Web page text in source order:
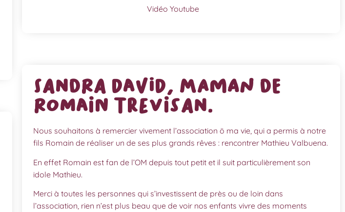
Vidéo Youtube
Sandra DAVID, maman de
Romain TREVISAN.
Nous souhaitons à remercier vivement l’association ö ma vie, qui a permis à notre
fils Romain de réaliser un de ses plus grands rêves : rencontrer Mathieu Valbuena.
En effet Romain est fan de l’OM depuis tout petit et il suit particulièrement son
idole Mathieu.
Merci à toutes les personnes qui s’investissent de près ou de loin dans
l’association, rien n’est plus beau que de voir nos enfants vivre des moments